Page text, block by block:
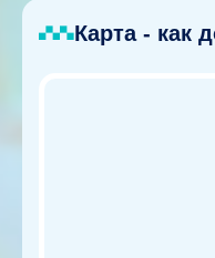
Карта - как